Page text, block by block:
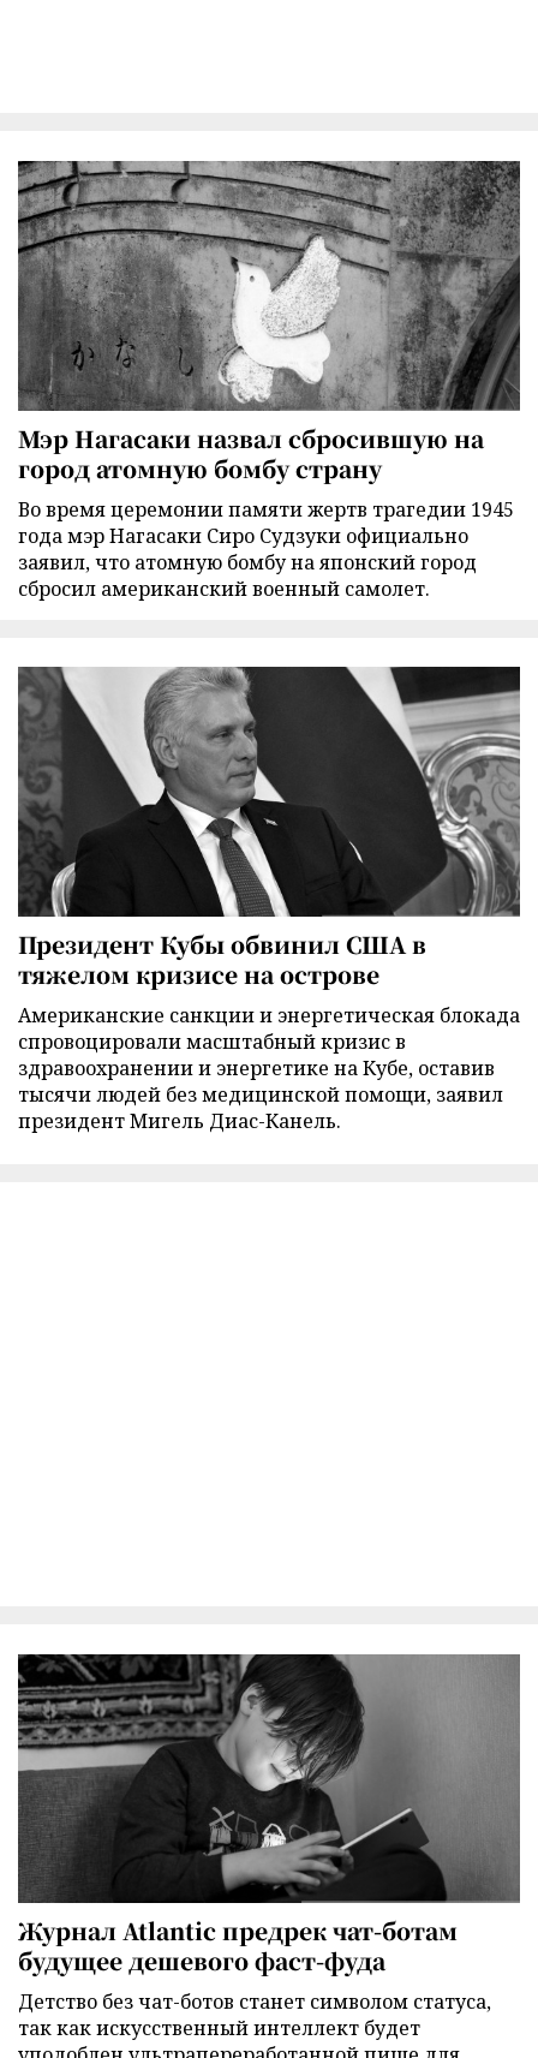
Мэр Нагасаки назвал сбросившую на
город атомную бомбу страну
Во время церемонии памяти жертв трагедии 1945
года мэр Нагасаки Сиро Судзуки официально
заявил, что атомную бомбу на японский город
сбросил американский военный самолет.
Президент Кубы обвинил США в
тяжелом кризисе на острове
Американские санкции и энергетическая блокада
спровоцировали масштабный кризис в
здравоохранении и энергетике на Кубе, оставив
тысячи людей без медицинской помощи, заявил
президент Мигель Диас-Канель.
Журнал Atlantic предрек чат-ботам
будущее дешевого фаст-фуда
Детство без чат-ботов станет символом статуса,
так как искусственный интеллект будет